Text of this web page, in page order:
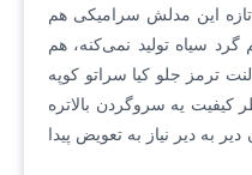
این مدلش سرامیکی هم
سیاه تولید نمی‌کنه، هم
ترمز جلو کیا سراتو کوپه
کیفیت یه سروگردن بالاتره
به دیر نیاز به تعویض پیدا